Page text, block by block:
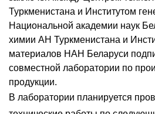
Туркменистана и Институтом
Национальной академии наук
химии АН Туркменистана и
материалов НАН Беларуси
совместной лаборатории по
продукции.
В лаборатории планируется